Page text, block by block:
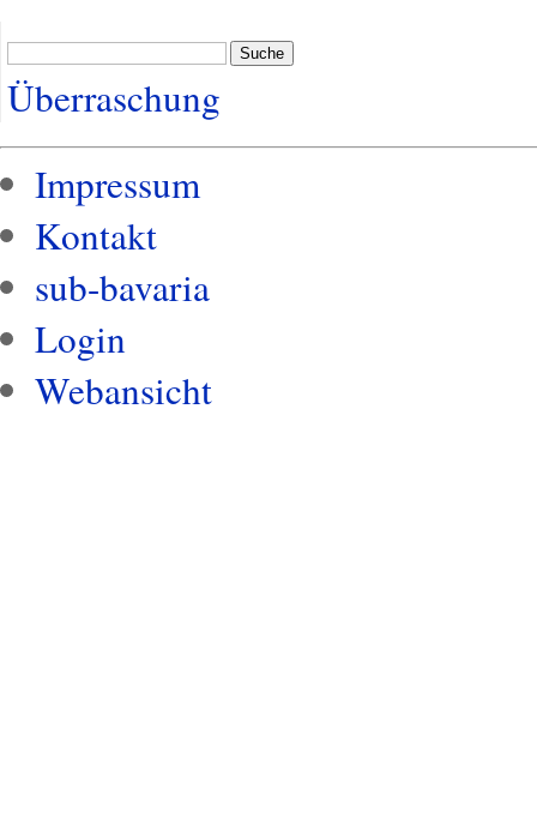
Suche
Überraschung
Impressum
Kontakt
sub-bavaria
Login
Webansicht